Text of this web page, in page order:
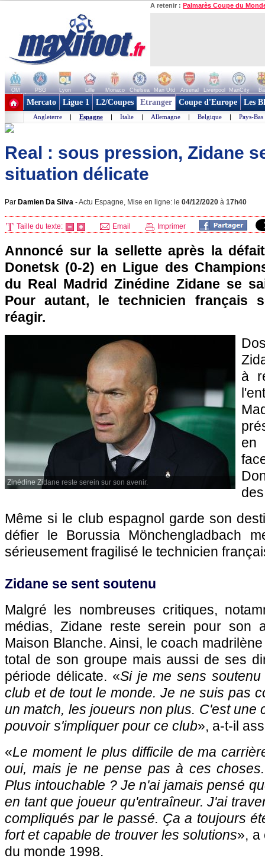
A retenir : Palmarès Coupe du
OM PSG Lyon Lille Monaco Chelsea Man Utd Arsenal Liverpool ManCity
+ de clubs
Mercato Ligue 1 L2/Coupes Etranger Coupe d'Europe Les
Angleterre | Espagne | Italie | Allemagne | Belgique | Pays-Bas
Real : sous pression, Zidane
situation délicate
Par Damien Da Silva -Actu Espagne, Mise en ligne: le 04/12/2020 à 17h40
Taille du texte: Email Imprimer
Annoncé sur la sellette après la
Donetsk (0-2) en Ligue des
du Real Madrid Zinédine Zidane se
Pour autant, le technicien français
réagir.
Zinédine Zidane reste serein sur son avenir.
à
en
Même si le club espagnol garde son
défier le Borussia Mönchengladbach
sérieusement fragilisé le technicien
Zidane se sent soutenu
Malgré les nombreuses critiques,
médias, Zidane reste serein pour son
Maison Blanche. Ainsi, le coach
total de son groupe mais aussi de ses
période délicate. «Si je me sens
club et de tout le monde. Je ne suis pas
un match, les joueurs non plus. C'est une
pouvoir s'impliquer pour ce club», a-t-il
«Le moment le plus difficile de ma
oui, mais je ne pense pas à ces
Plus intouchable ? Je n'ai jamais pensé
en tant que joueur qu'entraîneur. J'ai
compliqués par le passé. Ça a toujours
fort et capable de trouver les solutions», a
du monde 1998.